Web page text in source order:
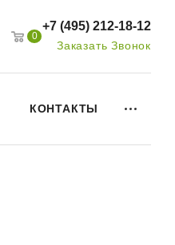
0
+7 (495) 212-18-12
Заказать Звонок
КОНТАКТЫ